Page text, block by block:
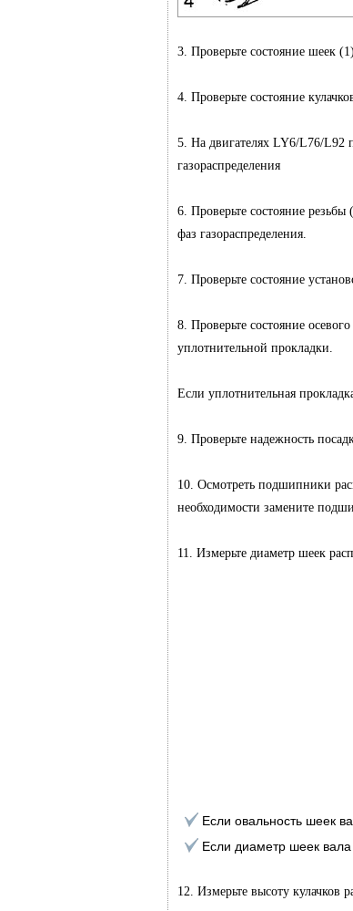
3. Проверьте состояние шеек
4. Проверьте состояние
5. На двигателях LY6/L76/L92
газораспределения
6. Проверьте состояние
фаз газораспределения.
7. Проверьте состояние
8. Проверьте состояние
уплотнительной прокладки.
Если уплотнительная
9. Проверьте надежность
10. Осмотреть подшипники
необходимости замените
11. Измерьте диаметр шеек
Если овальность шеек
Если диаметр шеек
12. Измерьте высоту кулачков